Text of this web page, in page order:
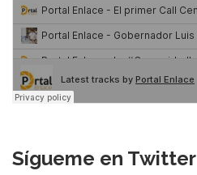
Sígueme en Twitter